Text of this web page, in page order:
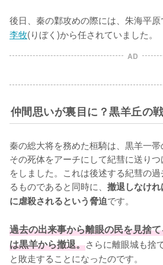
後日、秦の鄴攻めの際には、朱海平
李牧(りぼく)から任されていました。
AD
仲間思いが裏目に？黒羊丘の
秦の総大将を務めた桓騎は、黒羊一帯
その死体をアーチにして紀彗に送り
をしました。これは後述する紀彗の
るものであると同時に、 撤退しなけ
に虐殺されるという脅迫です。
過去の出来事から離眼の民を見捨
は黒羊から撤退。さらに離眼城も捨
と敗走することになったのです。